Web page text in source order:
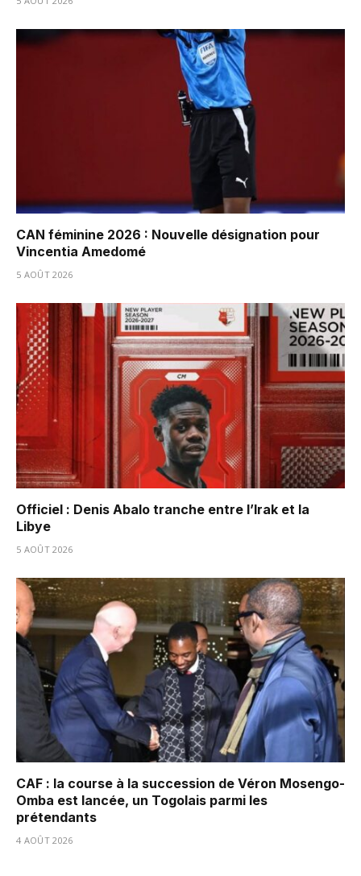
CAN féminine 2026 : Nouvelle désignation pour
Vincentia Amedomé
5 AOÛT 2026
Officiel : Denis Abalo tranche entre l’Irak et la
Libye
5 AOÛT 2026
CAF : la course à la succession de Véron Mosengo-
Omba est lancée, un Togolais parmi les
prétendants
4 AOÛT 2026